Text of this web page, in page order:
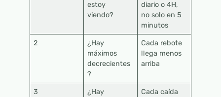
estoy
viendo?
diario o 4H,
no solo en 5
minutos
2
¿Hay
máximos
decrecientes
?
Cada rebote
llega menos
arriba
3
¿Hay
Cada caída